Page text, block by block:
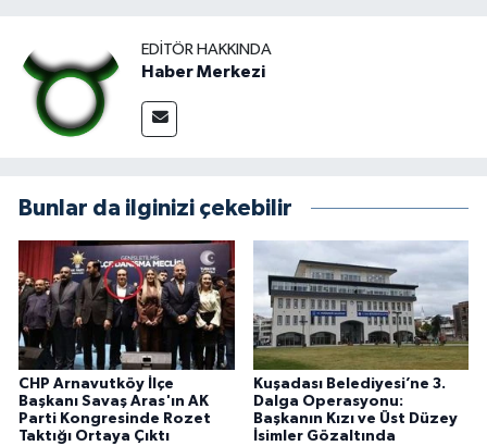
EDITÖR HAKKINDA
Haber Merkezi
Bunlar da ilginizi çekebilir
CHP Arnavutköy İlçe
Başkanı Savaş Aras'ın AK
Parti Kongresinde Rozet
Taktığı Ortaya Çıktı
Kuşadası Belediyesi’ne 3.
Dalga Operasyonu:
Başkanın Kızı ve Üst Düzey
İsimler Gözaltında